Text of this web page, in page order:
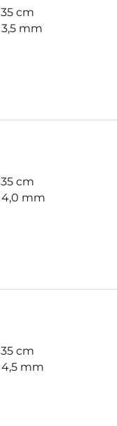
cm
mm
cm
4,0 mm
cm
4,5 mm